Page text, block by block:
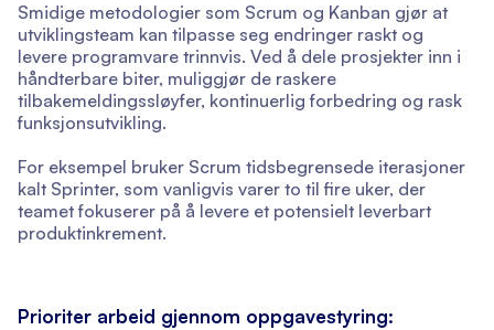
Smidige metodologier som Scrum og Kanban gjør at
utviklingsteam kan tilpasse seg endringer raskt og
levere programvare trinnvis. Ved å dele prosjekter inn i
håndterbare biter, muliggjør de raskere
tilbakemeldingssløyfer, kontinuerlig forbedring og rask
funksjonsutvikling.
For eksempel bruker Scrum tidsbegrensede iterasjoner
kalt Sprinter, som vanligvis varer to til fire uker, der
teamet fokuserer på å levere et potensielt leverbart
produktinkrement.
Prioriter arbeid gjennom oppgavestyring: